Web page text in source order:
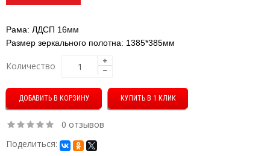
Рама: ЛДСП 16мм
Размер зеркального полотна: 1385*385мм
Количество
КУПИТЬ В 1 КЛИК
0 отзывов
Поделиться: